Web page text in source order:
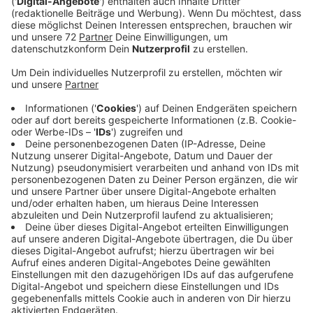
geschrieben. Wir haben darüber berichtet - das
Klopapier ist zu dünn. Die Kinder wünschen sich
dickeres. Und während die Politik noch überlegt
Veröffentlicht:Montag, 14.10.2024 10:31
Anzeige
Die Schüler wünschen sich dickeres Klopapier und das
sollen sie bekommen! Radio Kiepenkerl spendiert
1.000 Rollen! Große Freude bei Karl, Franziska und
Fiete aus der 4d. Hier gibt´s die Beiträge zum
nachhören:
Anzeige